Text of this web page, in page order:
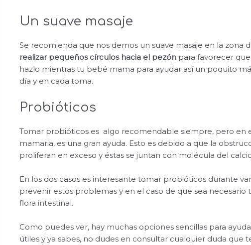
Un suave masaje
Se recomienda que nos demos un suave masaje en la zona
realizar pequeños círculos hacia el pezón para favorecer
hazlo mientras tu bebé mama para ayudar así un poquito
día y en cada toma.
Probióticos
Tomar probióticos es algo recomendable siempre, pero en
mamaria, es una gran ayuda. Esto es debido a que la
proliferan en exceso y éstas se juntan con molécula del
En los dos casos es interesante tomar probióticos durante
prevenir estos problemas y en el caso de que sea
flora intestinal.
Como puedes ver, hay muchas opciones sencillas para
útiles y ya sabes, no dudes en consultar cualquier duda que